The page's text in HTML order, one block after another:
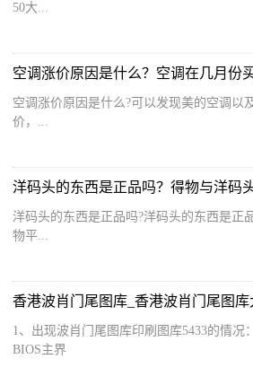
50大...
空调涨价原因是什么？空调在几月份
空调涨价原因是什么?可以发现美的空调以
价，...
洋码头的东西是正品吗？得物与洋码
洋码头的东西是正品吗?洋码头的东西是正
物平...
1、出现波肖门尾图库印刷图库5433的情况
BIOS主界